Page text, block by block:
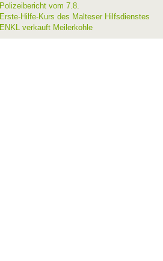
Polizeibericht vom 7.8.
Erste-Hilfe-Kurs des Malteser Hilfsdienstes
ENKL verkauft Meilerkohle